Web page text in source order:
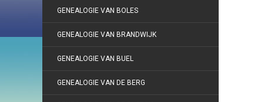
GENEALOGIE VAN BOLES
GENEALOGIE VAN BRANDWIJK
GENEALOGIE VAN BUEL
GENEALOGIE VAN DE BERG